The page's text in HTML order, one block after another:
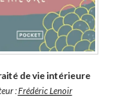
de vie intérieure
:Frédéric Lenoir